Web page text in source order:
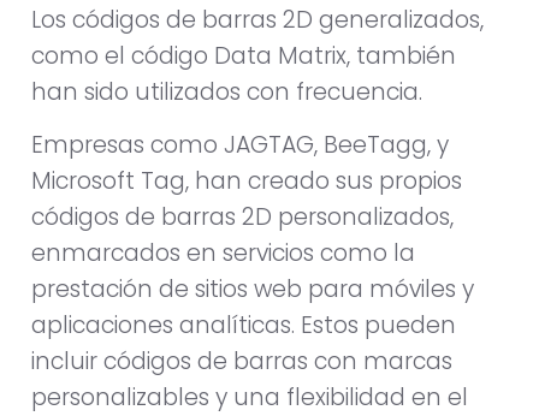
Los códigos de barras 2D generalizados,
como el código Data Matrix, también
han sido utilizados con frecuencia.
Empresas como JAGTAG, BeeTagg, y
Microsoft Tag, han creado sus propios
códigos de barras 2D personalizados,
enmarcados en servicios como la
prestación de sitios web para móviles y
aplicaciones analíticas. Estos pueden
incluir códigos de barras con marcas
personalizables y una flexibilidad en el